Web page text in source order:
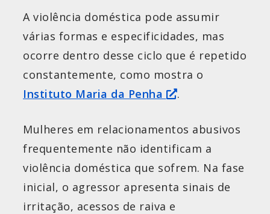
A violência doméstica pode assumir
várias formas e especificidades, mas
ocorre dentro desse ciclo que é repetido
constantemente, como mostra o
Instituto Maria da Penha
.
Mulheres em relacionamentos abusivos
frequentemente não identificam a
violência doméstica que sofrem. Na fase
inicial, o agressor apresenta sinais de
irritação, acessos de raiva e